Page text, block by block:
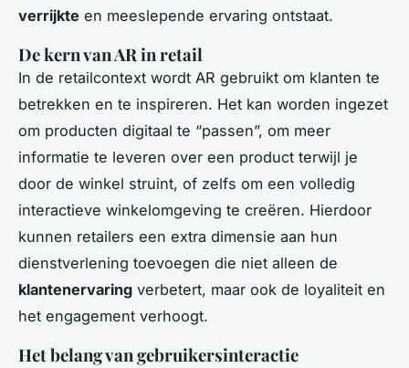
verrijkte en meeslepende ervaring ontstaat.
De kern van AR in retail
In de retailcontext wordt AR gebruikt om klanten te
betrekken en te inspireren. Het kan worden ingezet
om producten digitaal te “passen”, om meer
informatie te leveren over een product terwijl je
door de winkel struint, of zelfs om een volledig
interactieve winkelomgeving te creëren. Hierdoor
kunnen retailers een extra dimensie aan hun
dienstverlening toevoegen die niet alleen de
klantenervaring verbetert, maar ook de loyaliteit en
het engagement verhoogt.
Het belang van gebruikersinteractie